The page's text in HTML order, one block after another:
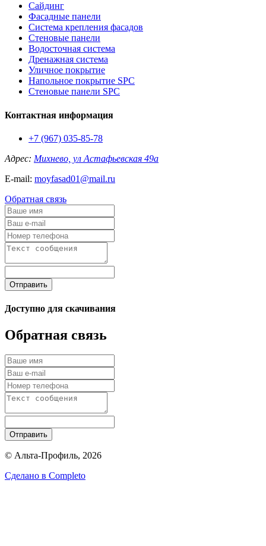
Сайдинг
Фасадные панели
Система крепления фасадов
Стеновые панели
Водосточная система
Дренажная система
Уличное покрытие
Напольное покрытие SPC
Стеновые панели SPC
Контактная информация
+7 (967) 035-85-78
Адрес: Михнево, ул Астафьевская 49а
E-mail: moyfasad01@mail.ru
Обратная связь
Отправить
Доступно для скачивания
Обратная связь
Отправить
© Альта-Профиль, 2026
Сделано в Completo